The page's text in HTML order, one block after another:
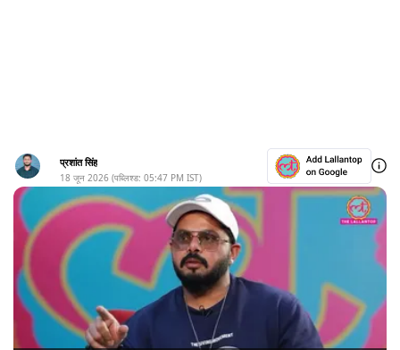
प्रशांत सिंह
18 जून 2026 (पब्लिश्ड: 05:47 PM IST)